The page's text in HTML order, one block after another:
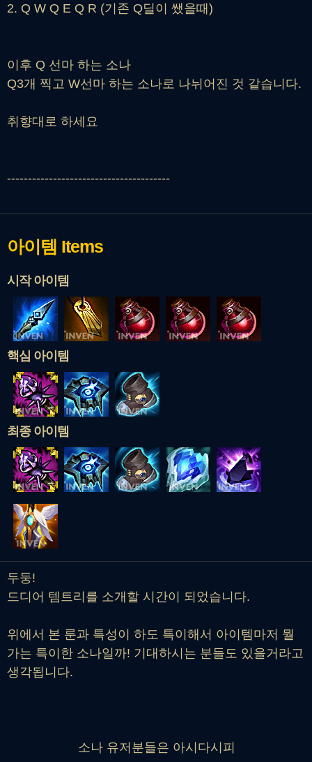
2. Q W Q E Q R (기존 Q딜이 쌨을때)
이후 Q 선마 하는 소나
Q3개 찍고 W선마 하는 소나로 나뉘어진 것 같습니다.
취향대로 하세요
---------------------------------------
아이템 Items
시작 아이템
핵심 아이템
최종 아이템
두둥!
드디어 템트리를 소개할 시간이 되었습니다.
위에서 본 룬과 특성이 하도 특이해서 아이템마저 뭘
가는 특이한 소나일까! 기대하시는 분들도 있을거라고
생각됩니다.
소나 유저분들은 아시다시피